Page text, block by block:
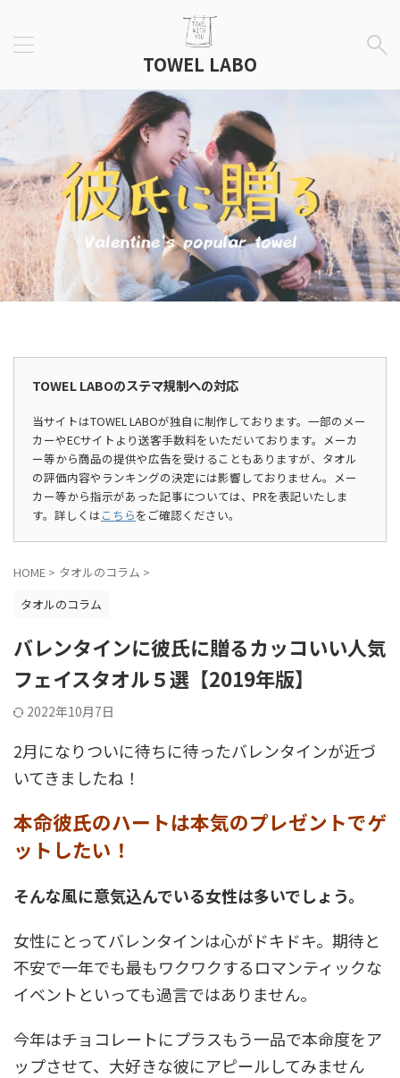
TOWEL LABO
TOWEL LABOのステマ規制への対応
当サイトはTOWEL LABOが独自に制作しております。一部のメー
カーやECサイトより送客手数料をいただいております。メーカ
ー等から商品の提供や広告を受けることもありますが、タオル
の評価内容やランキングの決定には影響しておりません。メー
カー等から指示があった記事については、PRを表記いたしま
す。詳しくはこちらをご確認ください。
HOME > タオルのコラム >
タオルのコラム
バレンタインに彼氏に贈るカッコいい人気
フェイスタオル５選【2019年版】
2022年10月7日
2月になりついに待ちに待ったバレンタインが近づ
いてきましたね！
本命彼氏のハートは本気のプレゼントでゲ
ットしたい！
そんな風に意気込んでいる女性は多いでしょう。
女性にとってバレンタインは心がドキドキ。期待と
不安で一年でも最もワクワクするロマンティックな
イベントといっても過言ではありません。
今年はチョコレートにプラスもう一品で本命度をア
ップさせて、大好きな彼にアピールしてみません